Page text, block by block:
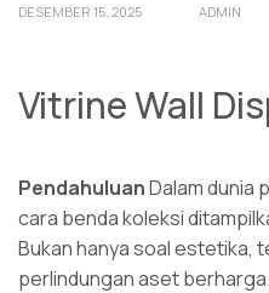
DESEMBER 15, 2025 ADMIN
Vitrine Wall
PendahuluanDalam dunia
cara benda koleksi
Bukan hanya soal estetika,
perlindungan aset berharga.